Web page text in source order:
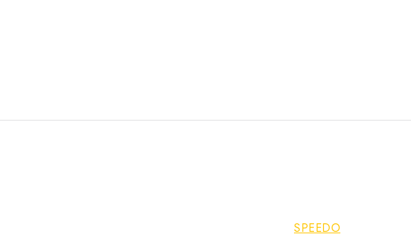
SPEEDO